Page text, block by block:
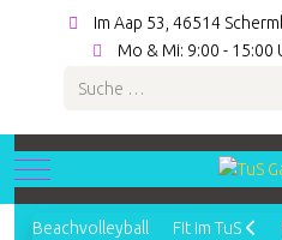
Im Aap 53, 46514
Mo & Mi: 9:00 - 15:00
Suchen
Mobile Menu Toggle
Beachvolleyball Fit im TuS